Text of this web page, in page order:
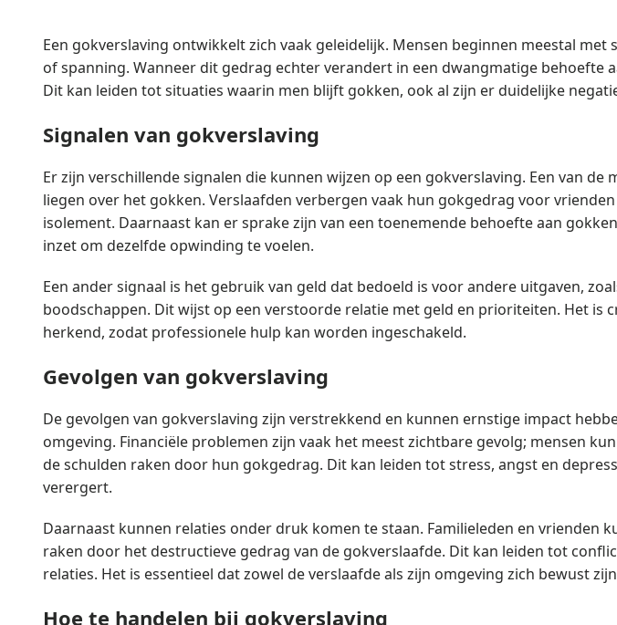
Een gokverslaving ontwikkelt zich vaak geleidelijk. Mensen beginnen meestal
of spanning. Wanneer dit gedrag echter verandert in een dwangmatige behoefte
Dit kan leiden tot situaties waarin men blijft gokken, ook al zijn er duidelijke
Signalen van gokverslaving
Er zijn verschillende signalen die kunnen wijzen op een gokverslaving. Een van
liegen over het gokken. Verslaafden verbergen vaak hun gokgedrag voor
isolement. Daarnaast kan er sprake zijn van een toenemende behoefte aan
inzet om dezelfde opwinding te voelen.
Een ander signaal is het gebruik van geld dat bedoeld is voor andere uitgaven,
boodschappen. Dit wijst op een verstoorde relatie met geld en prioriteiten. Het is
herkend, zodat professionele hulp kan worden ingeschakeld.
Gevolgen van gokverslaving
De gevolgen van gokverslaving zijn verstrekkend en kunnen ernstige impact
omgeving. Financiële problemen zijn vaak het meest zichtbare gevolg; mensen
de schulden raken door hun gokgedrag. Dit kan leiden tot stress, angst en
verergert.
Daarnaast kunnen relaties onder druk komen te staan. Familieleden en vrienden
raken door het destructieve gedrag van de gokverslaafde. Dit kan leiden tot
relaties. Het is essentieel dat zowel de verslaafde als zijn omgeving zich bewust
Hoe te handelen bij gokverslaving